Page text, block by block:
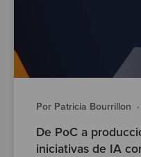
Por Patricia Bourrillon ·
De PoC a
iniciativas de IA